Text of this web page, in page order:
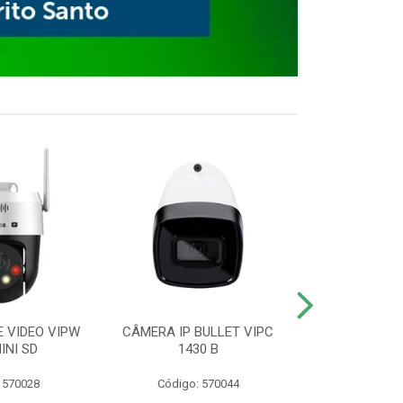
VIDEO VIPW
SD
CÂMERA IP BULLET VIPC
1430 B
Código: 570044